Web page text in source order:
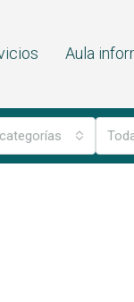
Aula